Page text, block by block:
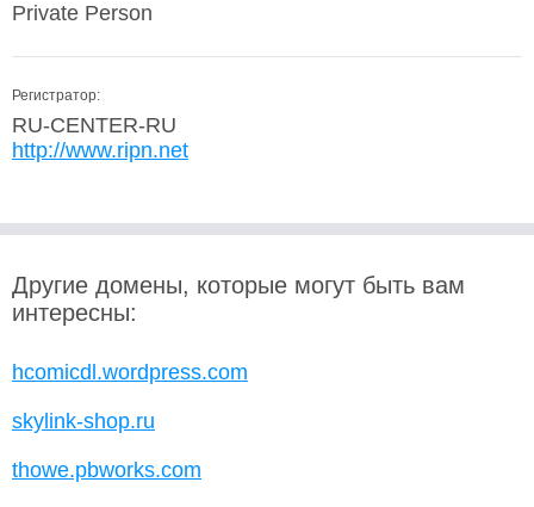
Private Person
Регистратор:
RU-CENTER-RU
http://www.ripn.net
Другие домены, которые могут быть вам
интересны:
hcomicdl.wordpress.com
skylink-shop.ru
thowe.pbworks.com